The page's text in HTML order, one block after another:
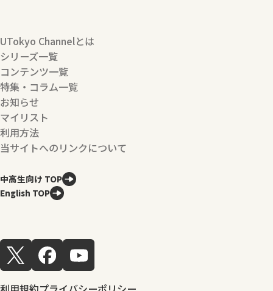
UTokyo Channelとは
シリーズ一覧
コンテンツ一覧
特集・コラム一覧
お知らせ
マイリスト
利用方法
当サイトへのリンクについて
中高生向け TOP
English TOP